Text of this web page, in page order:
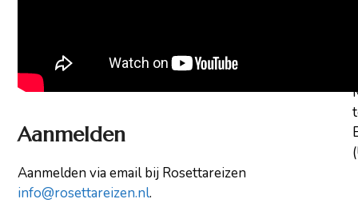
Aanmelden
Aanmelden via email bij Rosettareizen
info@rosettareizen.nl.